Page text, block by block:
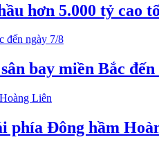
hơn 5.000 tỷ cao
bay miền Bắc đến
phía Đông hầm